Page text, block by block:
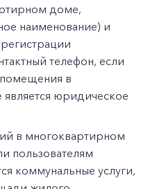
доме,
наименование) и
телефон, если
в
юридическое
в многоквартирном
пользователям
коммунальные услуги,